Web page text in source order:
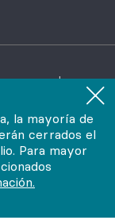
la mayoría de
cerrados el
Para mayor
reservados.